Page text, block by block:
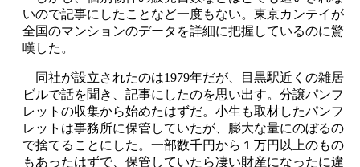
いので記事にしたことなど一度もない。東京カンテイが
全国のマンションのデータを詳細に把握しているのに驚
嘆した。
同社が設立されたのは1979年だが、目黒駅近くの雑居
ビルで話を聞き、記事にしたのを思い出す。分譲パンフ
レットの収集から始めたはずだ。小生も取材したパンフ
レットは事務所に保管していたが、膨大な量にのぼるの
で捨てることにした。一部数千円から１万円以上のもの
もあったはずで、保管していたら凄い財産になったに違